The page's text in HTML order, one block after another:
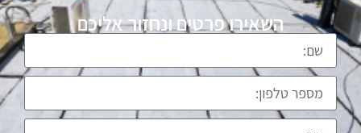
השאירו פרטים ונחזור אליכם